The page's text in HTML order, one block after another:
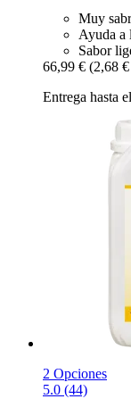
Muy
Ayuda a
Sabor
66,99 € (2,68
Entrega hasta
2 Opciones
5.0 (44)